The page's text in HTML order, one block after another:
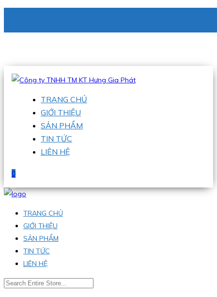
Hotline:0938 336 079
TRANG CHỦ
GIỚI THIỆU
SẢN PHẨM
TIN TỨC
LIÊN HỆ
0
TRANG CHỦ
GIỚI THIỆU
SẢN PHẨM
TIN TỨC
LIÊN HỆ